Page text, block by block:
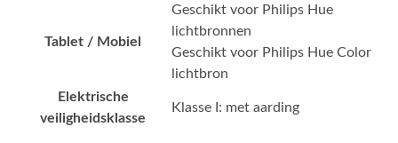
Tablet / Mobiel
Geschikt voor Philips Hue
lichtbronnen
Geschikt voor Philips Hue Color
lichtbron
Elektrische
veiligheidsklasse
Klasse I: met aarding